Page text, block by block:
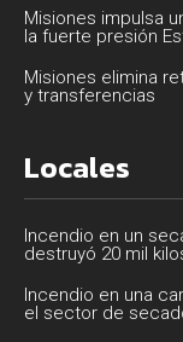
Misiones impulsa
la fuerte presión
Misiones elimina
y transferencias
Locales
Incendio en un
destruyó 20 mil
Incendio en una
el sector de